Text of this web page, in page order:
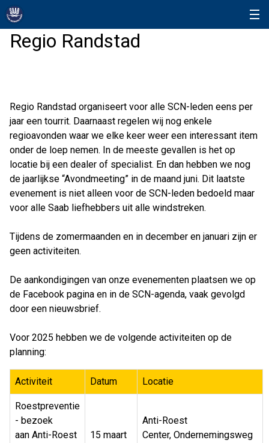
Regio Randstad
Regio Randstad organiseert voor alle SCN-leden eens per
jaar een tourrit. Daarnaast regelen wij nog enkele
regioavonden waar we elke keer weer een interessant item
onder de loep nemen. In de meeste gevallen is het op
locatie bij een dealer of specialist. En dan hebben we nog
de jaarlijkse “Avondmeeting” in de maand juni. Dit laatste
evenement is niet alleen voor de SCN-leden bedoeld maar
voor alle Saab liefhebbers uit alle windstreken.
Tijdens de zomermaanden en in december en januari zijn er
geen activiteiten.
De aankondigingen van onze evenementen plaatsen we op
de Facebook pagina en in de SCN-agenda, vaak gevolgd
door een nieuwsbrief.
Voor 2025 hebben we de volgende activiteiten op de
planning:
Activiteit Datum Locatie
Roestpreventie
- bezoek
aan Anti-Roest
15 maart
Anti-Roest
Center, Ondernemingsweg